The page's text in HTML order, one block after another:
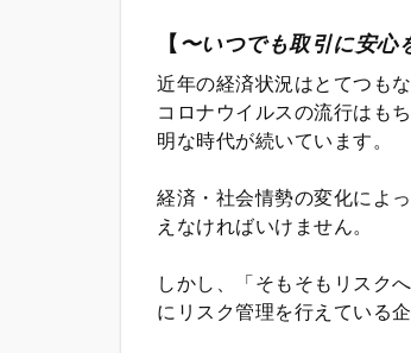
【〜いつでも取引に安心
近年の経済状況はとてつも
コロナウイルスの流行はも
明な時代が続いています。
経済・社会情勢の変化によ
えなければいけません。
しかし、「そもそもリスク
にリスク管理を行えている